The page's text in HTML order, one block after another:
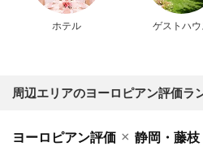
ホテル ゲストハウ
周辺エリアのヨーロピアン評価ラ
ヨーロピアン評価 × 静岡・藤枝